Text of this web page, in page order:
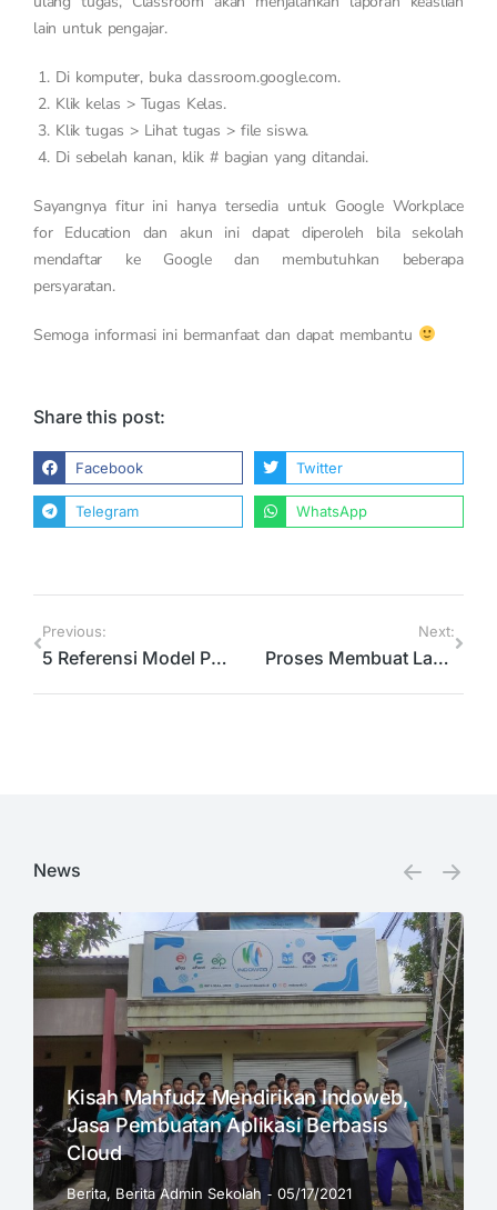
lain untuk pengajar.
Di komputer, buka classroom.google.com.
Klik kelas > Tugas Kelas.
Klik tugas > Lihat tugas > file siswa.
Di sebelah kanan, klik # bagian yang ditandai.
Sayangnya fitur ini hanya tersedia untuk Google Workplace
for Education dan akun ini dapat diperoleh bila sekolah
mendaftar ke Google dan membutuhkan beberapa
persyaratan.
Semoga informasi ini bermanfaat dan dapat membantu
Share this post:
Facebook Twitter
Telegram WhatsApp
Previous:
5 Referensi Model Pembelajaran Kreatif
Next:
Proses Membuat Laporan Keuangan Sekolah
News
Kisah Mahfudz Mendirikan Indoweb,
Jasa Pembuatan Aplikasi Berbasis
Cloud
Berita, Berita Admin Sekolah 05/17/2021